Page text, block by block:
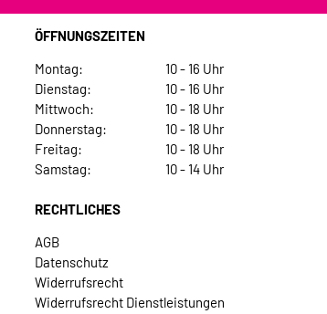
ÖFFNUNGSZEITEN
Montag:
10 - 16 Uhr
Dienstag:
10 - 16 Uhr
Mittwoch:
10 - 18 Uhr
Donnerstag:
10 - 18 Uhr
Freitag:
10 - 18 Uhr
Samstag:
10 - 14 Uhr
RECHTLICHES
AGB
Datenschutz
Widerrufsrecht
Widerrufsrecht Dienstleistungen